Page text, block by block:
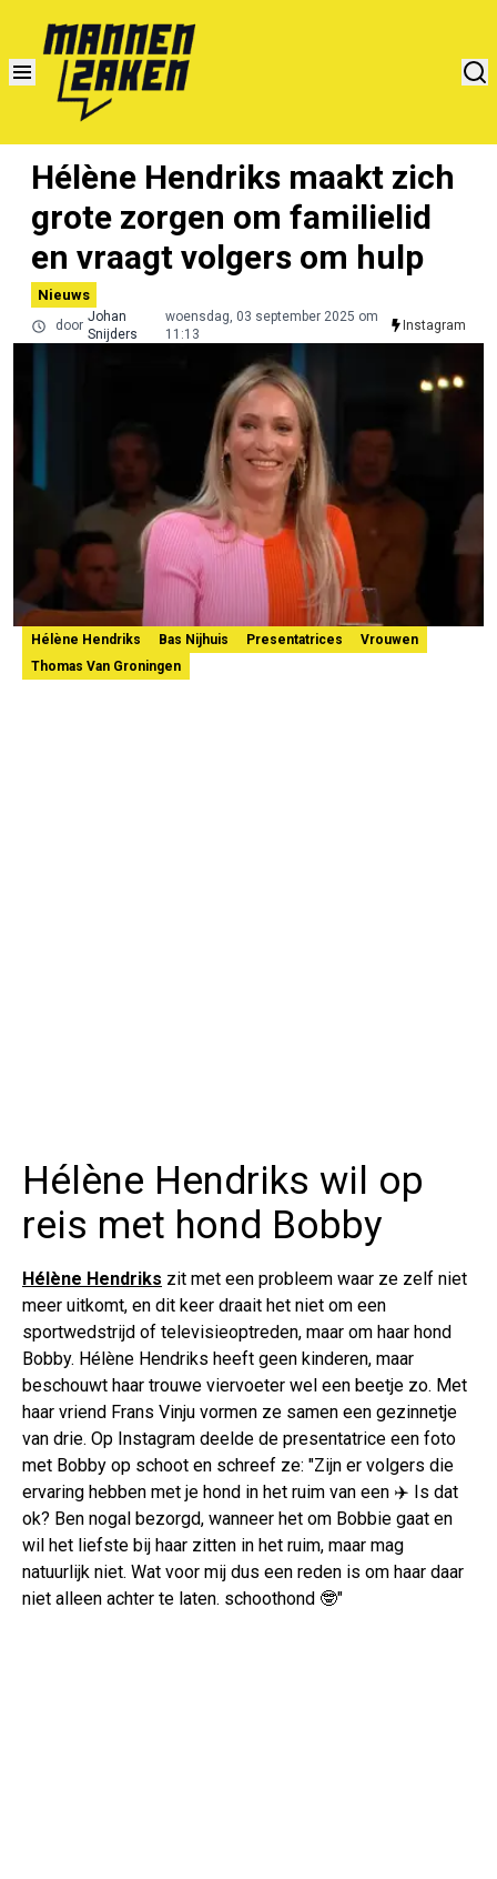
Hélène Hendriks maakt zich
grote zorgen om familielid
en vraagt volgers om hulp
Nieuws
door
Johan
Snijders
woensdag, 03 september 2025 om
11:13
Instagram
Hélène Hendriks Bas Nijhuis Presentatrices
Vrouwen
Thomas Van Groningen
Hélène Hendriks wil op
reis met hond Bobby
Hélène Hendriks zit met een probleem waar ze zelf niet
meer uitkomt, en dit keer draait het niet om een
sportwedstrijd of televisieoptreden, maar om haar hond
Bobby. Hélène Hendriks heeft geen kinderen, maar
beschouwt haar trouwe viervoeter wel een beetje zo. Met
haar vriend Frans Vinju vormen ze samen een gezinnetje
van drie. Op Instagram deelde de presentatrice een foto
met Bobby op schoot en schreef ze: "Zijn er volgers die
ervaring hebben met je hond in het ruim van een ✈️ Is dat
ok? Ben nogal bezorgd, wanneer het om Bobbie gaat en
wil het liefste bij haar zitten in het ruim, maar mag
natuurlijk niet. Wat voor mij dus een reden is om haar daar
niet alleen achter te laten. schoothond 🤓"